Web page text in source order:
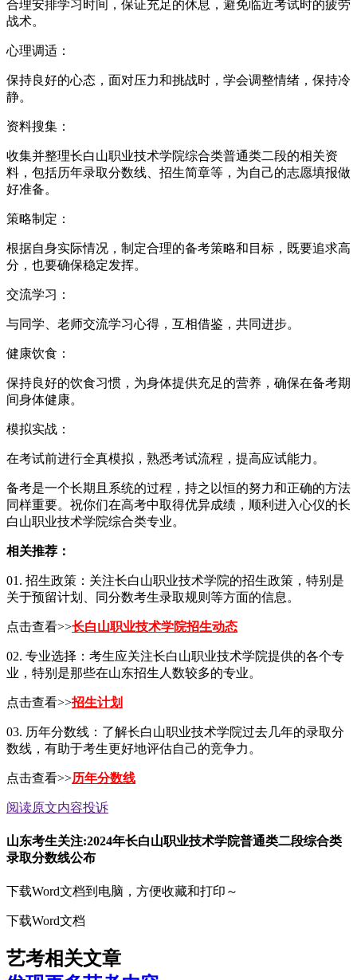
合理安排学习时间，保证充足的休息，避免临近考试时的疲劳
战术。
心理调适：
保持良好的心态，面对压力和挑战时，学会调整情绪，保持冷
静。
资料搜集：
收集并整理长白山职业技术学院综合类普通类二段的相关资
料，包括历年录取分数线、招生简章等，为自己的志愿填报做
好准备。
策略制定：
根据自身实际情况，制定合理的备考策略和目标，既要追求高
分，也要确保稳定发挥。
交流学习：
与同学、老师交流学习心得，互相借鉴，共同进步。
健康饮食：
保持良好的饮食习惯，为身体提供充足的营养，确保在备考期
间身体健康。
模拟实战：
在考试前进行全真模拟，熟悉考试流程，提高应试能力。
备考是一个长期且系统的过程，持之以恒的努力和正确的方法
同样重要。祝你们在高考中取得优异成绩，顺利进入心仪的长
白山职业技术学院综合类专业。
相关推荐：
01. 招生政策：关注长白山职业技术学院的招生政策，特别是
关于预留计划、同分数考生录取规则等方面的信息。
点击查看>>长白山职业技术学院招生动态
02. 专业选择：考生应关注长白山职业技术学院提供的各个专
业，特别是那些在山东招生人数较多的专业。
点击查看>>招生计划
03. 历年分数线：了解长白山职业技术学院过去几年的录取分
数线，有助于考生更好地评估自己的竞争力。
点击查看>>历年分数线
阅读原文内容投诉
山东考生关注:2024年长白山职业技术学院普通类二段综合类
录取分数线公布
下载Word文档到电脑，方便收藏和打印～
下载Word文档
艺考相关文章